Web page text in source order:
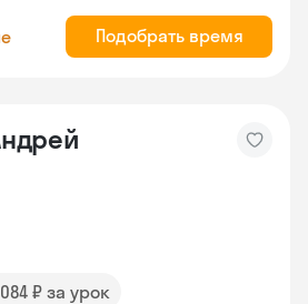
Подобрать время
₽ за урок